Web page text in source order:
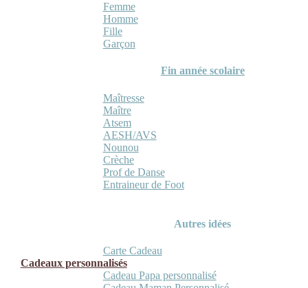
Femme
Homme
Fille
Garçon
Fin année scolaire
Maîtresse
Maître
Atsem
AESH/AVS
Nounou
Crèche
Prof de Danse
Entraineur de Foot
Autres idées
Carte Cadeau
Cadeaux personnalisés
Cadeau Papa personnalisé